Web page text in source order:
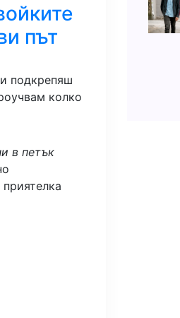
път
подкрепяш
колко
в петък